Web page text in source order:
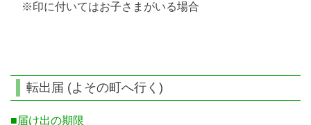
※印に付いてはお子さまがいる場合
転出届 (よその町へ行く)
■届け出の期限